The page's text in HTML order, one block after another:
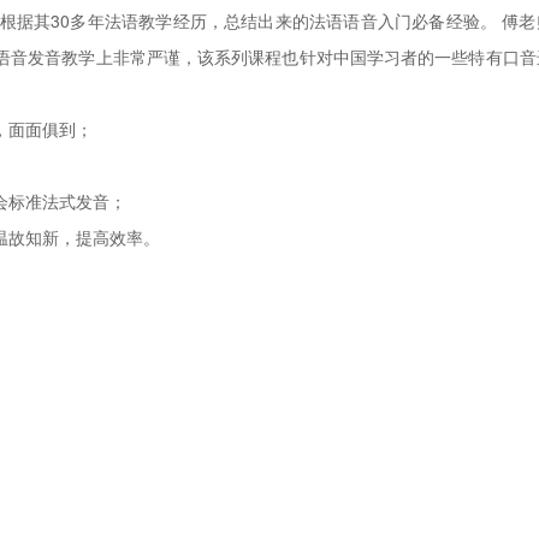
其30多年法语教学经历，总结出来的法语语音入门必备经验。 傅
发音教学上非常严谨，该系列课程也针对中国学习者的一些特有口
面俱到；
准法式发音；
知新，提高效率。